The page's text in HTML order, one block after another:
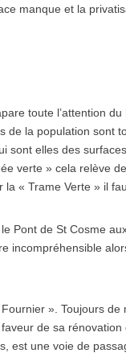
manque et la
toute l’attention
de la population sont
sont elles des
verte » cela relève
« Trame Verte » il
Pont de St Cosme
incompréhensible
». Toujours
de sa
est une voie de